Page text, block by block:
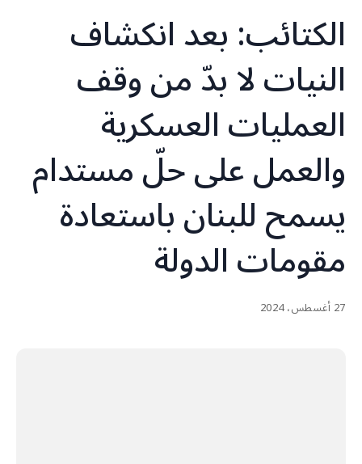
الكتائب: بعد انكشاف
النيات لا بدّ من وقف
العمليات العسكرية
والعمل على حلّ مستدام
يسمح للبنان باستعادة
مقومات الدولة
27 أغسطس، 2024